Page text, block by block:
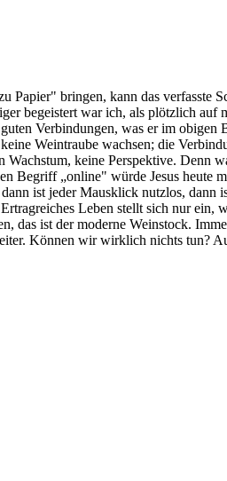
bringen, kann das verfasste
begeistert war ich, als plötzlich auf
Verbindungen, was er im
Weintraube wachsen; die
keine Perspektive. Denn
Begriff „online" würde Jesus heute
ist jeder Mausklick nutzlos, dann
Leben stellt sich nur ein,
das ist der moderne Weinstock.
Können wir wirklich nichts tun?